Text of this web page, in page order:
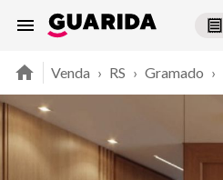
Venda › RS › Gramado ›